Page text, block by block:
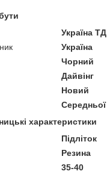
Україна ТД
Україна
Чорний
Дайвінг
Новий
Середньої
характеристики
Підліток
Резина
35-40